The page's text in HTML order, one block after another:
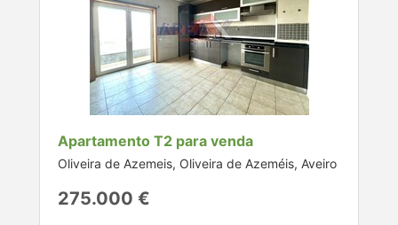
Apartamento T2 para venda
Oliveira de Azemeis, Oliveira de Azeméis, Aveiro
275.000 €